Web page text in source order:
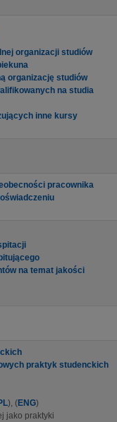
organizacji studiów
organizację studiów
na studia
inne kursy
pracownika
na temat jakości
praktyk studenckich
), (ENG)
jako praktyki